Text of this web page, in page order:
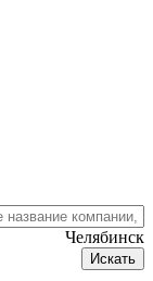
Челябинск
Искать